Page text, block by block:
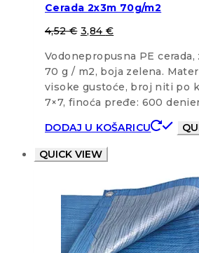
Cerada 2x3m 70g/m2
4,52€ 3,84 €
Vodonepropusna PE cerada,
70 g / m2, boja zelena.
visoke gustoće, broj niti po
7×7, finoća pređe: 600
DODAJ U KOŠARICU
QUICK VIEW